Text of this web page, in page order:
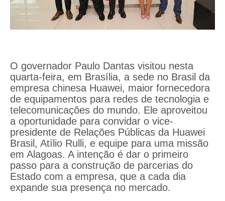
O governador Paulo Dantas visitou nesta
quarta-feira, em Brasília, a sede no Brasil da
empresa chinesa Huawei, maior fornecedora
de equipamentos para redes de tecnologia e
telecomunicações do mundo. Ele aproveitou
a oportunidade para convidar o vice-
presidente de Relações Públicas da Huawei
Brasil, Atílio Rulli, e equipe para uma missão
em Alagoas. A intenção é dar o primeiro
passo para a construção de parcerias do
Estado com a empresa, que a cada dia
expande sua presença no mercado.